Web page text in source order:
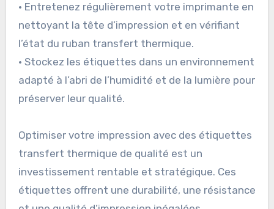
• Entretenez régulièrement votre imprimante en
nettoyant la tête d’impression et en vérifiant
l’état du ruban transfert thermique.
• Stockez les étiquettes dans un environnement
adapté à l’abri de l’humidité et de la lumière pour
préserver leur qualité.
Optimiser votre impression avec des étiquettes
transfert thermique de qualité est un
investissement rentable et stratégique. Ces
étiquettes offrent une durabilité, une résistance